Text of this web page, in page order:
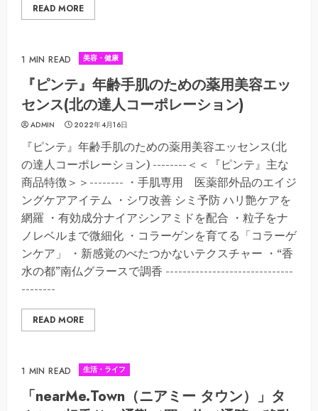
READ MORE
1 MIN READ 美容・健康
『ピンテ』年齢手肌のための薬用美容エッ
センス(北の達人コーポレーション)
ADMIN 2022年4月16日
『ピンテ』年齢手肌のための薬用美容エッセンス(北
の達人コーポレーション) --------＜＜『ピンテ』主な
商品特徴＞＞-------- ・手肌専用 医薬部外品のエイジ
ングケアアイテム ・シワ改善 シミ予防 ハリ艶ケアを
網羅 ・有効成分ナイアシンアミドを配合 ・粒子をナ
ノレベルまで微細化 ・コラーゲンを育てる「コラーゲ
ンケア」 ・新感覚のべたつかないテクスチャー ・“香
水の都”南仏グラースで調香 ------------------------------
--------
READ MORE
1 MIN READ 生活・ライフ
「nearMe.Town（ニアミー タウン）」タ